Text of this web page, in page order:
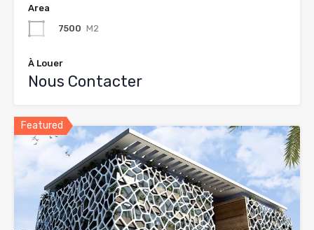
Area
7500 M2
À Louer
Nous Contacter
Featured